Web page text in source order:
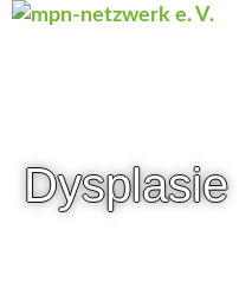
Zum
Dysplasie